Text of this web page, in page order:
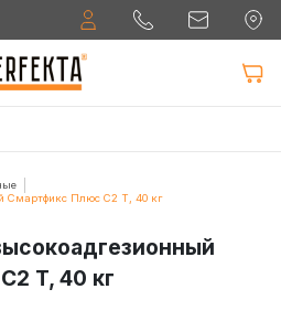
Смартфикс Плюс C2 T, 40 кг
T, 40 кг